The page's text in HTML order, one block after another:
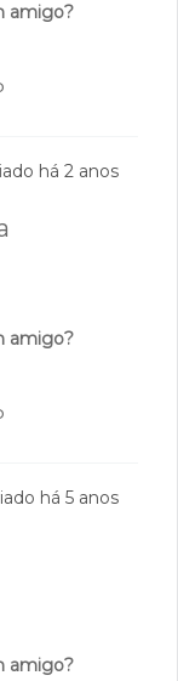
amigo?
há 2 anos
amigo?
há 5 anos
amigo?